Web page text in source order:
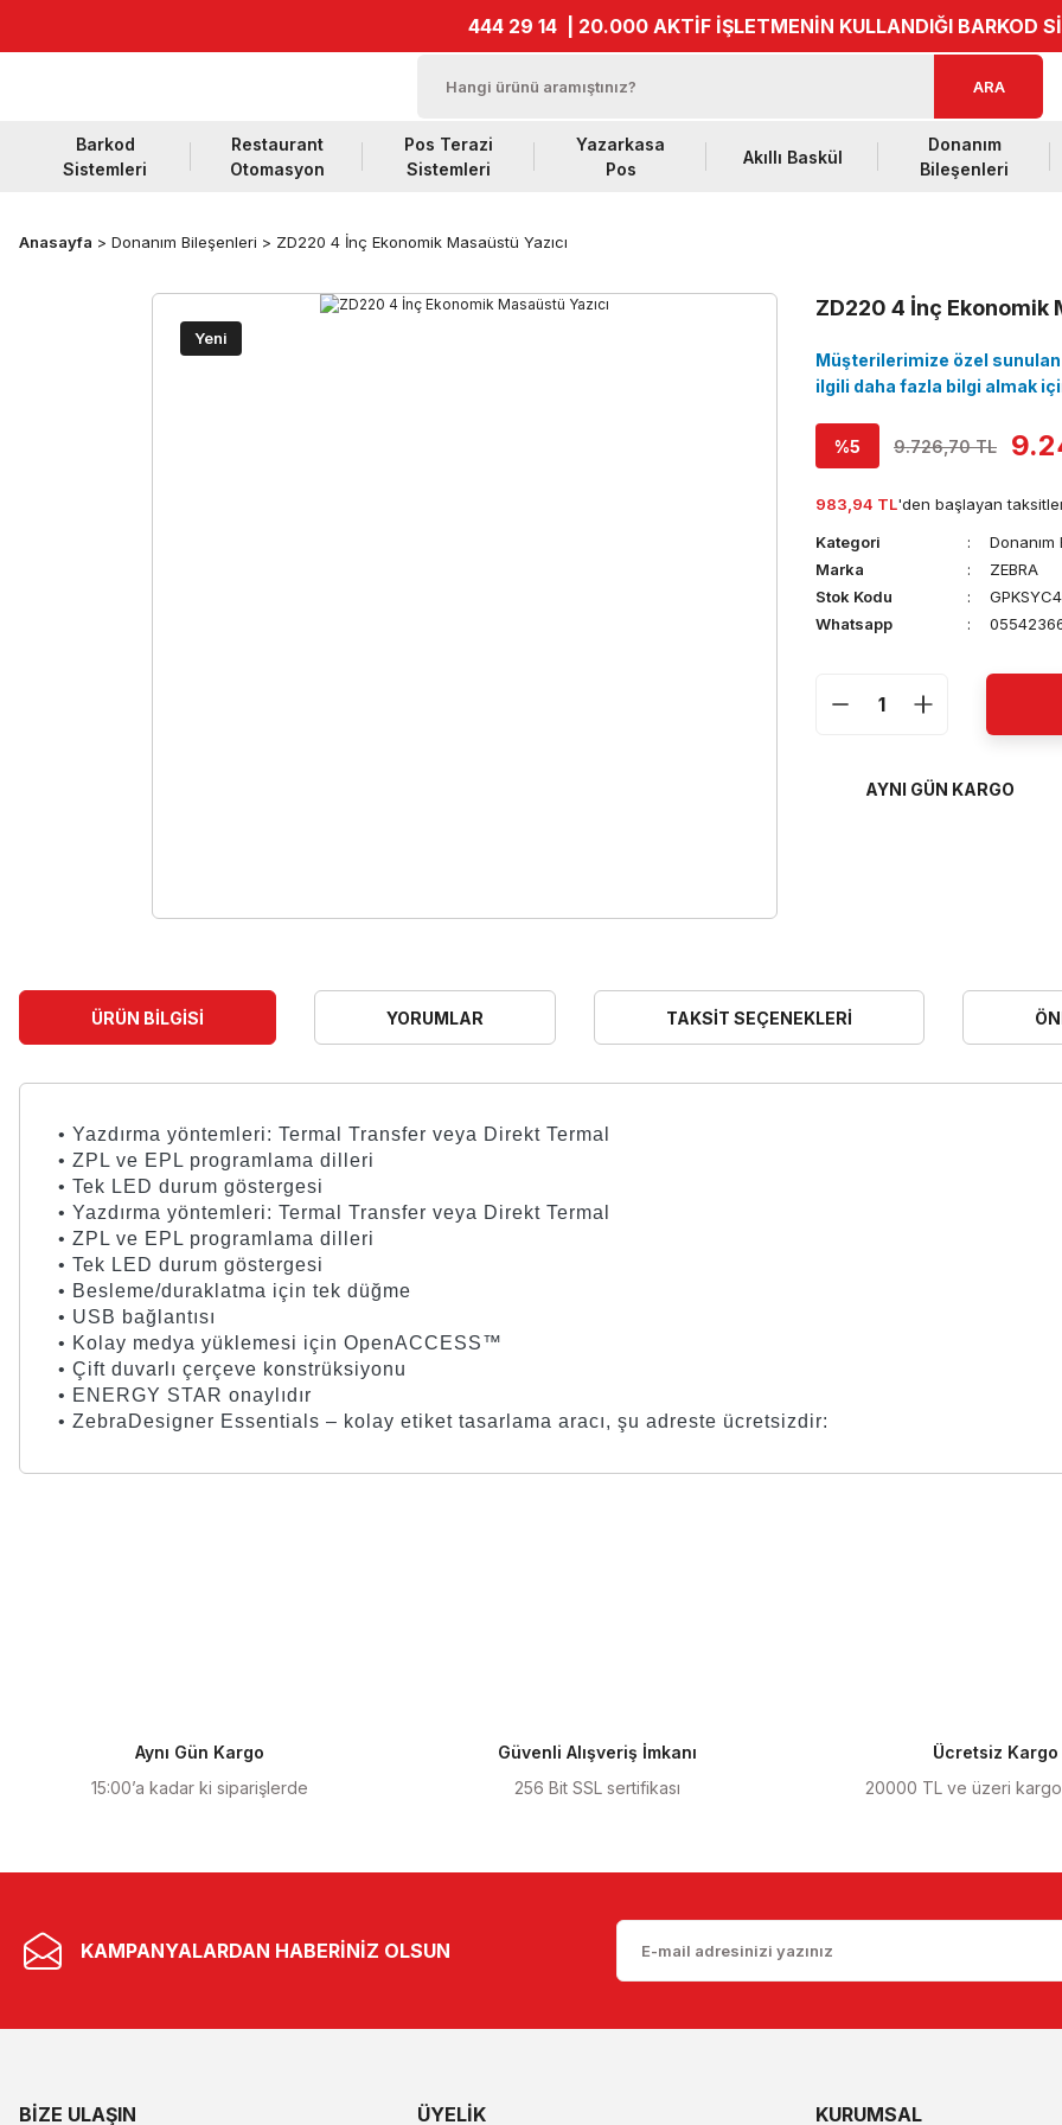
444 29 14 | 20.000 AKTİF İŞLETMENİN KULLANDIĞI BARKOD
ARA
Barkod
Sistemleri
Restaurant
Otomasyon
Pos Terazi
Sistemleri
Yazarkasa
Pos
Akıllı Baskül
Donanım
Bileşenleri
Anasayfa Donanım Bileşenleri ZD220 4 İnç Ekonomik Masaüstü Yazıcı
Yeni
ZD220 4 İnç Ekonomik
Müşterilerimize özel
ilgili daha fazla bilgi almak
%5 9.726,70 TL
983,94 TL'den başlayan
Kategori
Donanım
Marka
ZEBRA
Stok Kodu
Whatsapp
AYNI GÜN KARGO
ÜRÜN BILGISI YORUMLAR TAKSIT SEÇENEKLERI
• Yazdırma yöntemleri: Termal Transfer veya Direkt Termal
• ZPL ve EPL programlama dilleri
• Tek LED durum göstergesi
• Yazdırma yöntemleri: Termal Transfer veya Direkt Termal
• ZPL ve EPL programlama dilleri
• Tek LED durum göstergesi
• Besleme/duraklatma için tek düğme
• USB bağlantısı
• Kolay medya yüklemesi için OpenACCESS™
• Çift duvarlı çerçeve konstrüksiyonu
• ENERGY STAR onaylıdır
• ZebraDesigner Essentials – kolay etiket tasarlama aracı, şu adreste ücretsizdir:
Bu ürüne benzer farklı alternatifler olmalı.
Gönder
Aynı Gün Kargo
15:00’a kadar ki siparişlerde
Güvenli Alışveriş İmkanı
256 Bit SSL sertifikası
Ücretsiz Kargo
20000 TL ve üzeri
KAMPANYALARDAN HABERİNİZ OLSUN
BİZE ULAŞIN ÜYELIK KURUMSAL